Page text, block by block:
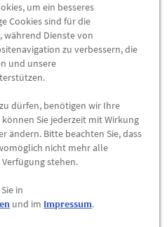
gekauft
um ein besseres
Cookies sind für die
Dienste von
zu verbessern, die
und unsere
dürfen, benötigen wir Ihre
Sie jederzeit mit Wirkung
ändern. Bitte beachten Sie, dass
nicht mehr alle
stehen.
in
und im Impressum.